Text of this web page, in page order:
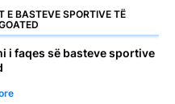
E BASTEVE SPORTIVE TË
i faqes së basteve sportive